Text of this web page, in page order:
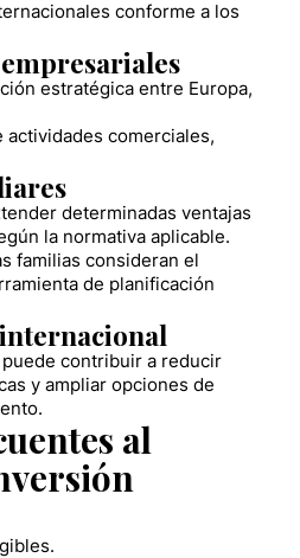
conforme a los
estratégica entre Europa,
actividades comerciales,
determinadas ventajas
la normativa aplicable.
familias consideran el
de planificación
contribuir a reducir
y ampliar opciones de
al